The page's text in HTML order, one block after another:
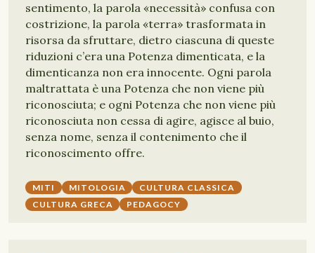
sentimento, la parola «necessità» confusa con
costrizione, la parola «terra» trasformata in
risorsa da sfruttare, dietro ciascuna di queste
riduzioni c’era una Potenza dimenticata, e la
dimenticanza non era innocente. Ogni parola
maltrattata è una Potenza che non viene più
riconosciuta; e ogni Potenza che non viene più
riconosciuta non cessa di agire, agisce al buio,
senza nome, senza il contenimento che il
riconoscimento offre.
MITI MITOLOGIA
CULTURA CLASSICA
CULTURA GRECA
PEDAGOCY